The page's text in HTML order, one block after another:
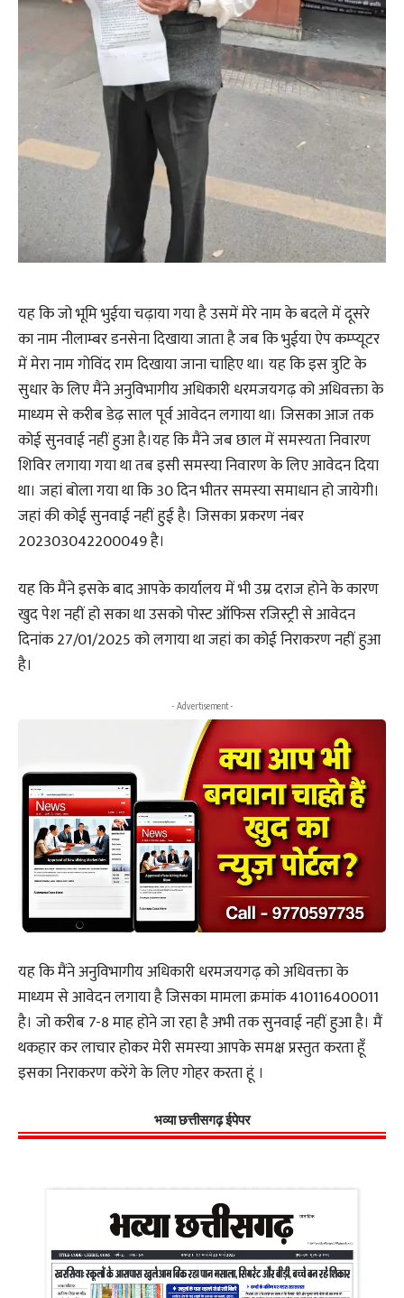
यह कि जो भूमि भुईया चढ़ाया गया है उसमें मेरे नाम के बदले में दूसरे
का नाम नीलाम्बर डनसेना दिखाया जाता है जब कि भुईया ऐप कम्प्यूटर
में मेरा नाम गोविंद राम दिखाया जाना चाहिए था। यह कि इस त्रुटि के
सुधार के लिए मैंने अनुविभागीय अधिकारी धरमजयगढ़ को अधिवक्ता के
माध्यम से करीब डेढ़ साल पूर्व आवेदन लगाया था। जिसका आज तक
कोई सुनवाई नहीं हुआ है।यह कि मैंने जब छाल में समस्यता निवारण
शिविर लगाया गया था तब इसी समस्या निवारण के लिए आवेदन दिया
था। जहां बोला गया था कि 30 दिन भीतर समस्या समाधान हो जायेगी।
जहां की कोई सुनवाई नहीं हुई है। जिसका प्रकरण नंबर
202303042200049 है।
यह कि मैंने इसके बाद आपके कार्यालय में भी उम्र दराज होने के कारण
खुद पेश नहीं हो सका था उसको पोस्ट ऑफिस रजिस्ट्री से आवेदन
दिनांक 27/01/2025 को लगाया था जहां का कोई निराकरण नहीं हुआ
है।
- Advertisement -
यह कि मैंने अनुविभागीय अधिकारी धरमजयगढ़ को अधिवक्ता के
माध्यम से आवेदन लगाया है जिसका मामला क्रमांक 410116400011
है। जो करीब 7-8 माह होने जा रहा है अभी तक सुनवाई नहीं हुआ है। मैं
थकहार कर लाचार होकर मेरी समस्या आपके समक्ष प्रस्तुत करता हूँ
इसका निराकरण करेंगे के लिए गोहर करता हूं ।
भव्या छत्तीसगढ़ ईपेपर